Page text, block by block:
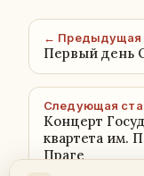
← Предыдущая
Первый день
Следующая
Концерт
квартета им.
Праге